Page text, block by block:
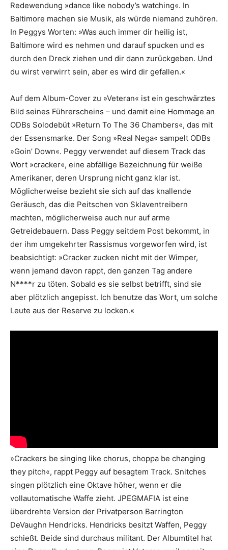
Redewendung »dance like nobody’s watching«. In
Baltimore machen sie Musik, als würde niemand zuhören.
In Peggys Worten: »Was auch immer dir heilig ist,
Baltimore wird es nehmen und darauf spucken und es
durch den Dreck ziehen und dir dann zurückgeben. Und
du wirst verwirrt sein, aber es wird dir gefallen.«
Auf dem Album-Cover zu »Veteran« ist ein geschwärztes
Bild seines Führerscheins – und damit eine Hommage an
ODBs Solodebüt »Return To The 36 Chambers«, das mit
der Essensmarke. Der Song »Real Nega« sampelt ODBs
»Goin’ Down«. Peggy verwendet auf diesem Track das
Wort »cra­c­ker«, eine abfällige Bezeichnung für weiße
Amerikaner, deren Ursprung nicht ganz klar ist.
Möglicherweise bezieht sie sich auf das knallende
Geräusch, das die Peitschen von Sklaventreibern
machten, möglicherweise auch nur auf arme
Getreidebauern. Dass Peggy seitdem Post bekommt, in
der ihm umgekehrter Rassismus vorgeworfen wird, ist
beabsichtigt: »Cracker zucken nicht mit der Wimper,
wenn jemand davon rappt, den ganzen Tag andere
N****r zu töten. Sobald es sie selbst betrifft, sind sie
aber plötzlich angepisst. Ich benutze das Wort, um solche
Leute aus der Reserve zu locken.«
»Crackers be singing like chorus, choppa be changing
they pitch«, rappt Peggy auf besagtem Track. Snitches
singen plötzlich eine Oktave höher, wenn er die
vollautomatische Waffe zieht. JPEGMAFIA ist eine
überdrehte Version der Privatperson Barrington
DeVaughn Hendricks. Hendricks besitzt Waffen, Peggy
schießt. Beide sind durchaus militant. Der Albumtitel hat